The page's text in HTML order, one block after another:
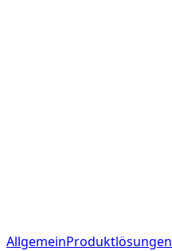
Verbriefungen
AllgemeinProduktlösungen